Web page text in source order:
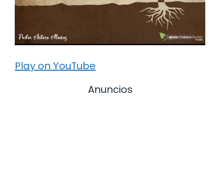
Play on YouTube
Anuncios